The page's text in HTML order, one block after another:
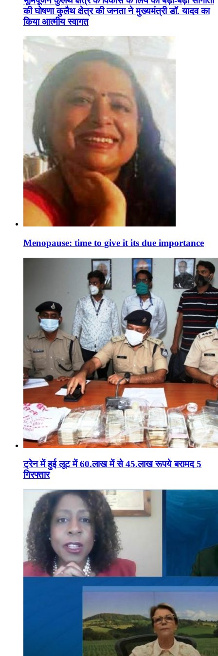
की घोषणा कुलैथ क्षेत्र की जनता ने मुख्यमंत्री डॉ. यादव का
किया आत्मीय स्वागत
Menopause: time to give it its due importance
ट्रेन में हुई लूट में 60.लाख में से 45.लाख रूपये बरामद 5
गिरफ्तार